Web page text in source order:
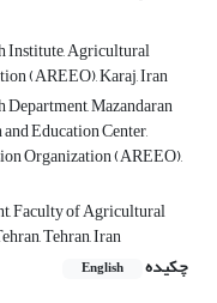
Institute, Agricultural
(AREEO), Karaj, Iran
Department, Mazandaran
Education Center,
Organization (AREEO),
Faculty of Agricultural
Tehran, Iran
چکیده
English